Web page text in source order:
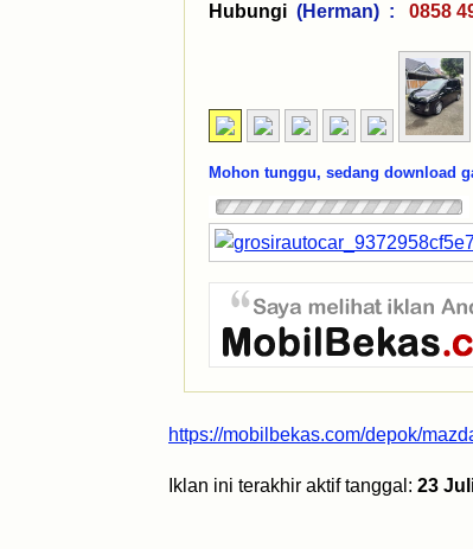
Hubungi (Herman) : 0858
Mohon tunggu, sedang download
https://mobilbekas.com/depok/
Iklan ini terakhir aktif tanggal: 23